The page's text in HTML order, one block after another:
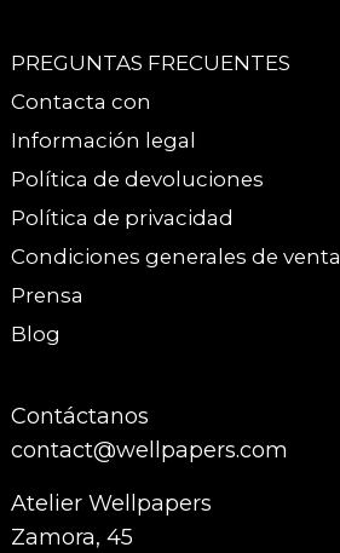
PREGUNTAS FRECUENTES
Contacta con
Información legal
Política de devoluciones
Política de privacidad
Condiciones generales de venta
Prensa
Blog
Contáctanos
contact@wellpapers.com
Atelier Wellpapers
Zamora, 45